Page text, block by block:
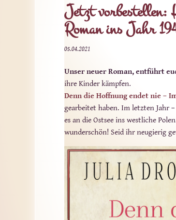
Jetzt vorbestellen:
Roman ins Jahr
05.04.2021
Unser neuer Roman, entführt
ihre Kinder kämpfen.
Denn die Hoffnung endet nie –
gearbeitet haben. Im letzten Jahr
es an die Ostsee ins westliche
wunderschön! Seid ihr neugierig